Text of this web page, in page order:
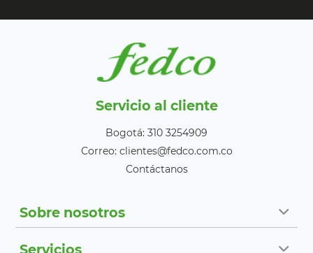
Servicio al cliente
Bogotá: 310 3254909
Correo: clientes@fedco.com.co
Contáctanos
Sobre nosotros